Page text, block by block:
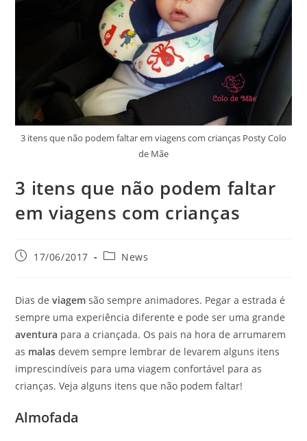
3 itens que não podem faltar em viagens com crianças Posty Colo
de Mãe
3 itens que não podem faltar
em viagens com crianças
17/06/2017 News
Dias deviagem são sempre animadores. Pegar a estrada é
sempre uma experiência diferente e pode ser uma grande
aventura para a criançada. Os pais na hora de arrumarem
as malas devem sempre lembrar de levarem alguns itens
imprescindíveis para uma viagem confortável para as
crianças. Veja alguns itens que não podem faltar!
Almofada